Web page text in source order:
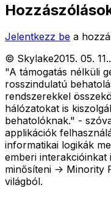
Jelentkezz be a
© Skylake2015. 05. 11..
"A támogatás nélküli
rosszindulatú
rendszerekkel
hálózatokat is
behatolóknak." -
applikációk
informatikai logikák
emberi interakcióinkat
minősíteni -> Minority
világból.